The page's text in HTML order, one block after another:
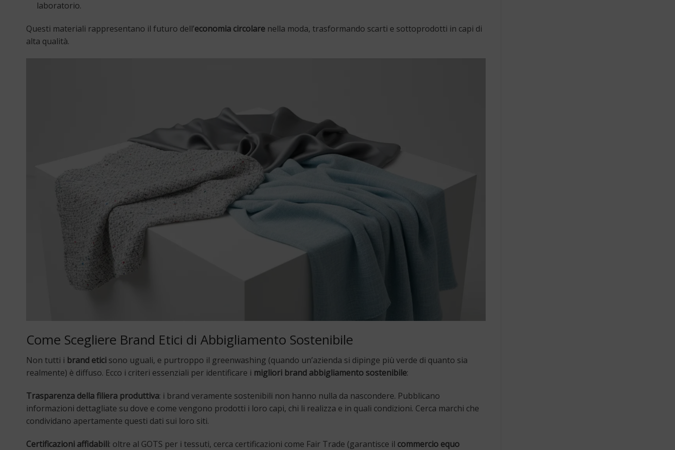
laboratorio.
Questi materiali rappresentano il futuro dell’economia circolare nella moda, trasformando scarti e sottoprodotti in capi di
alta qualità.
Come Scegliere Brand Etici di Abbigliamento Sostenibile
Non tutti i brand etici sono uguali, e purtroppo il greenwashing (quando un’azienda si dipinge più verde di quanto sia
realmente) è diffuso. Ecco i criteri essenziali per identificare i migliori brand abbigliamento sostenibile:
Trasparenza della filiera produttiva: i brand veramente sostenibili non hanno nulla da nascondere. Pubblicano
informazioni dettagliate su dove e come vengono prodotti i loro capi, chi li realizza e in quali condizioni. Cerca marchi che
condividano apertamente questi dati sui loro siti.
Certificazioni affidabili: oltre al GOTS per i tessuti, cerca certificazioni come Fair Trade (garantisce il commercio equo